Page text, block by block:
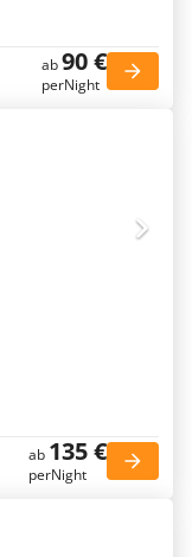
ab90 €
perNight
ab 135 €
perNight